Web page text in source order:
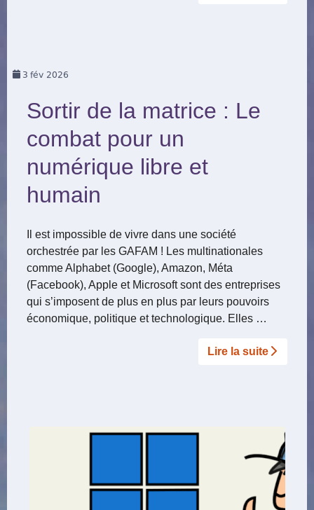
3 fév 2026
Sortir de la matrice : Le
combat pour un
numérique libre et
humain
Il est impossible de vivre dans une société
orchestrée par les GAFAM ! Les multinationales
comme Alphabet (Google), Amazon, Méta
(Facebook), Apple et Microsoft sont des entreprises
qui s’imposent de plus en plus par leurs pouvoirs
économique, politique et technologique. Elles …
Lire la suite­­